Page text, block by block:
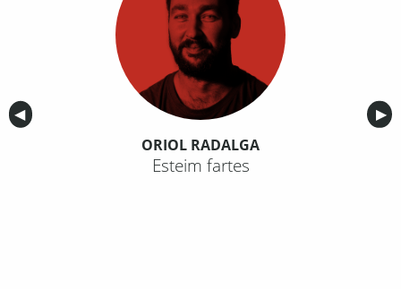
Anterior
◀︎ ▶︎
ORIOL RADALGA
Esteim fartes